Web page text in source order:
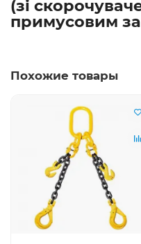
(зі
примусовим
Похожие товары